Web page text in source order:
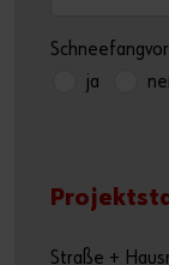
ja
Straße +